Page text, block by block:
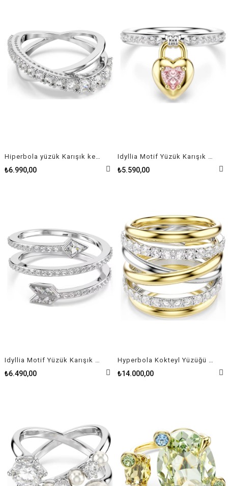
Hiperbola yüzük Karışık kesimler, Beyaz, Gümüş tonlu kaplama
₺6.990,00
Idyllia Motif Yüzük Karışık kesimler, Kalp, Pembe, Karışık metal yüzey
₺5.590,00
₺6.490,00 ₺14.000,00